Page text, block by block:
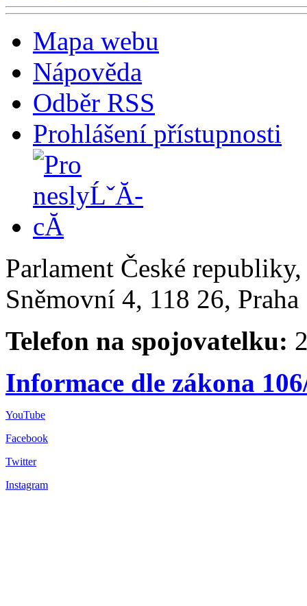
Mapa webu
Nápověda
Odběr RSS
Prohlášení přístupnosti
Parlament České
Sněmovní 4, 118 26,
Telefon na spojovatelku:
Informace dle zákona
YouTube
Facebook
Twitter
Instagram